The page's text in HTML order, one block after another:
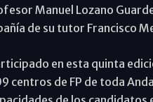
Manuel Lozano
de su tutor Francisco
en esta quinta
centros de FP de toda